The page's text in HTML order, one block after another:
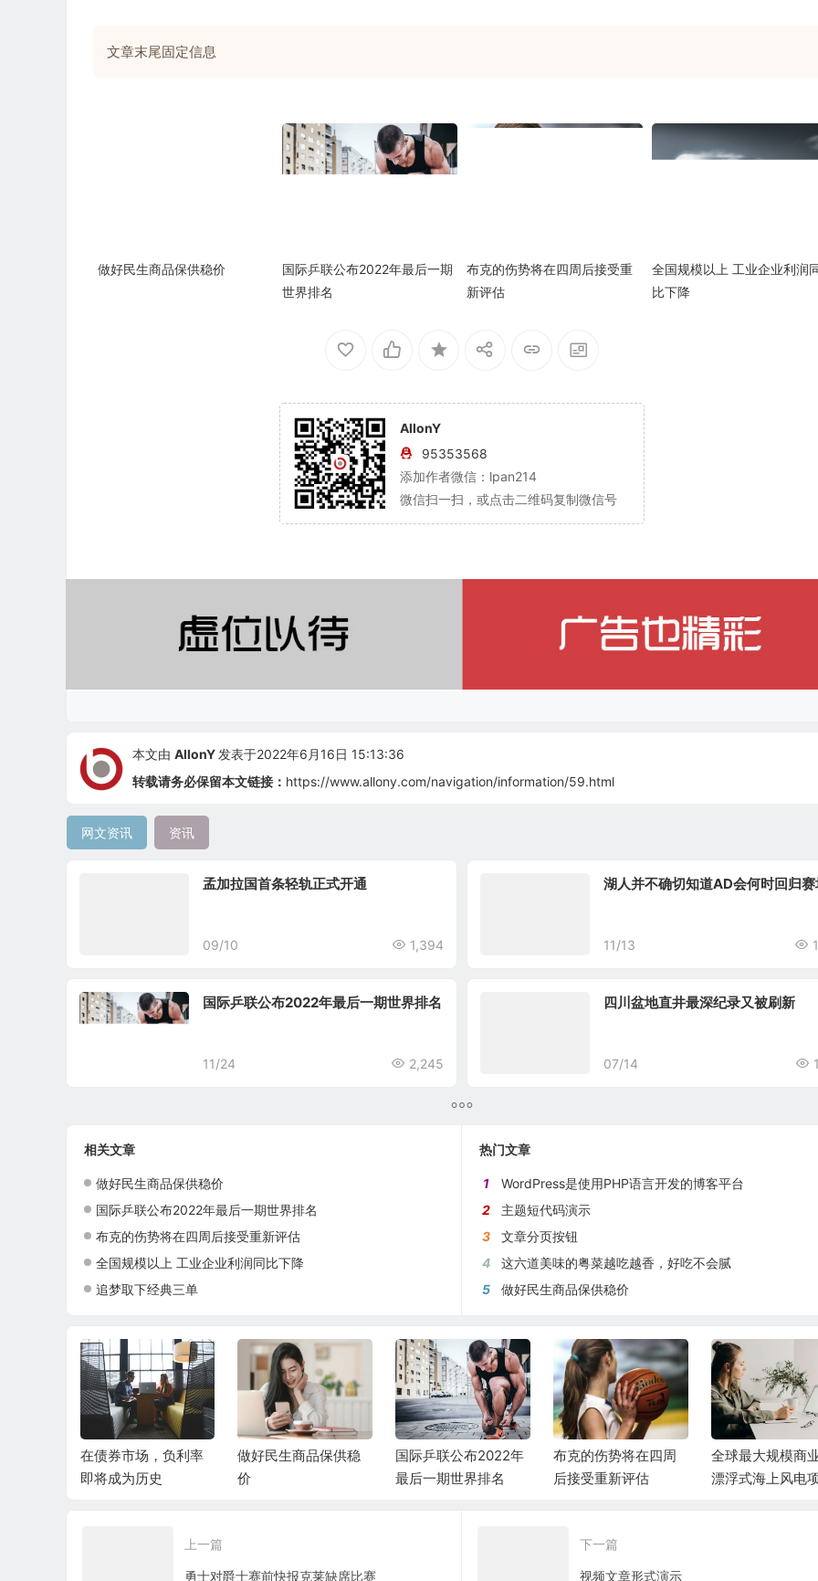
文章末尾固定信息
做好民生商品保供稳价
国际乒联公布2022年最后一期
世界排名
布克的伤势将在四周后接受重
新评估
全国规模以上 工业企业利润
比下降
AllonY
95353568
添加作者微信：lpan214
微信扫一扫，或点击二维码复制微信号
本文由 AllonY 发表于2022年6月16日 15:13:36
转载请务必保留本文链接： https://www.allony.com/navigation/information/59.html
网文资讯 资讯
孟加拉国首条轻轨正式开通
09/10 1,394
湖人并不确切知道AD会何时回归
11/13
国际乒联公布2022年最后一期世界排名
11/24 2,245
四川盆地直井最深纪录又被刷新
07/14
相关文章
做好民生商品保供稳价
国际乒联公布2022年最后一期世界排名
布克的伤势将在四周后接受重新评估
全国规模以上 工业企业利润同比下降
追梦取下经典三单
热门文章
1
WordPress是使用PHP语言开发的博客平台
2
主题短代码演示
3
文章分页按钮
4
这六道美味的粤菜越吃越香，好吃不会腻
5
做好民生商品保供稳价
在债券市场，负利率
即将成为历史
做好民生商品保供稳
价
国际乒联公布2022年
最后一期世界排名
布克的伤势将在四周
后接受重新评估
全球最大规模商
漂浮式海上风电
上一篇
勇士对爵士赛前快报克莱缺席比赛
下一篇
视频文章形式演示